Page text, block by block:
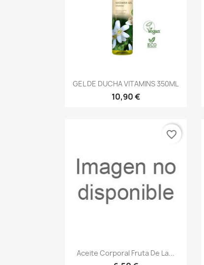
Vista rápida
GEL DE DUCHA VITAMINS 350ML
10,90 €
Vista rápida
Aceite Corporal Fruta De La...
favorite_border